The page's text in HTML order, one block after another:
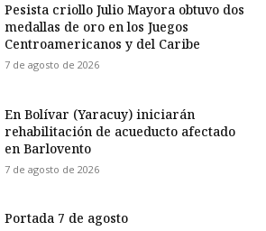
Pesista criollo Julio Mayora obtuvo dos
medallas de oro en los Juegos
Centroamericanos y del Caribe
7 de agosto de 2026
En Bolívar (Yaracuy) iniciarán
rehabilitación de acueducto afectado
en Barlovento
7 de agosto de 2026
Portada 7 de agosto